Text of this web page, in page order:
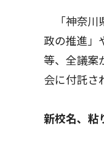
「神奈川
政の推進」
等、全議案
会に付託さ
新校名、粘